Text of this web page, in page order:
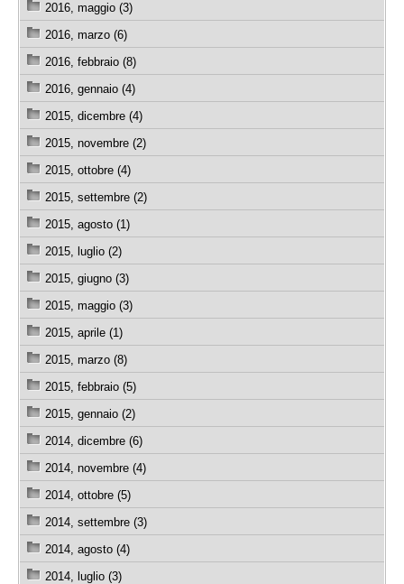
2016, maggio (3)
2016, marzo (6)
2016, febbraio (8)
2016, gennaio (4)
2015, dicembre (4)
2015, novembre (2)
2015, ottobre (4)
2015, settembre (2)
2015, agosto (1)
2015, luglio (2)
2015, giugno (3)
2015, maggio (3)
2015, aprile (1)
2015, marzo (8)
2015, febbraio (5)
2015, gennaio (2)
2014, dicembre (6)
2014, novembre (4)
2014, ottobre (5)
2014, settembre (3)
2014, agosto (4)
2014, luglio (3)